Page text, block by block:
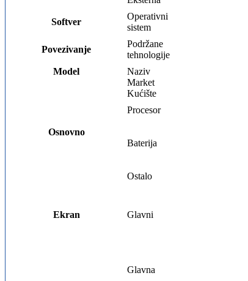
Softver
Operativni
sistem
Povezivanje
Podržane
tehnologije
Model
Naziv
Osnovno
Market
Kućište
Procesor
Baterija
Ostalo
Ekran Glavni
Glavna